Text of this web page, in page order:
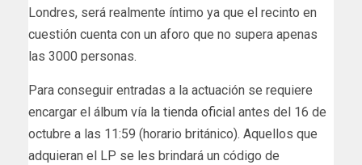
Londres, será realmente íntimo ya que el recinto en
cuestión cuenta con un aforo que no supera apenas
las 3000 personas.
Para conseguir entradas a la actuación se requiere
encargar el álbum vía la tienda oficial antes del 16 de
octubre a las 11:59 (horario británico). Aquellos que
adquieran el LP se les brindará un código de